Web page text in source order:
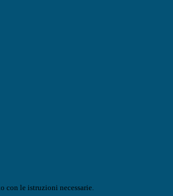
con le istruzioni necessarie.